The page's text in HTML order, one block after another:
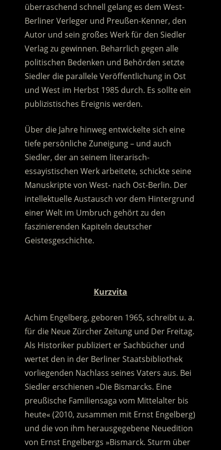
überraschend schnell gelang es dem West-
Berliner Verleger und Preußen-Kenner, den
Autor und sein großes Werk für den Siedler
Verlag zu gewinnen. Beharrlich gegen alle
politischen Bedenken und Behörden setzte
Siedler die parallele Veröffentlichung in Ost
und West im Herbst 1985 durch. Es sollte ein
publizistisches Ereignis werden.
Über die Jahre hinweg entwickelte sich eine
tiefe persönliche Zuneigung – und auch
Siedler, der an seinem literarisch-
essayistischen Werk arbeitete, schickte seine
Manuskripte von West- nach Ost-Berlin. Der
intellektuelle Austausch vor dem Hintergrund
einer Welt im Umbruch gehört zu den
faszinierenden Kapiteln deutscher
Geistesgeschichte.
Kurzvita
Achim Engelberg, geboren 1965, schreibt u. a.
für die Neue Zürcher Zeitung und Der Freitag.
Als Historiker publiziert er Sachbücher und
wertet den in der Berliner Staatsbibliothek
vorliegenden Nachlass seines Vaters aus. Bei
Siedler erschienen »Die Bismarcks. Eine
preußische Familiensaga vom Mittelalter bis
heute« (2010, zusammen mit Ernst Engelberg)
und die von ihm herausgegebene Neuedition
von Ernst Engelbergs »Bismarck. Sturm über